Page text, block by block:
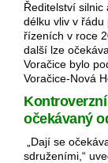
Ředitelství silnic
délku vliv v
řízeních v roce
další lze
Voračice bylo
Voračice-Nová
očekávaný
„Dají se
sdruženími,“